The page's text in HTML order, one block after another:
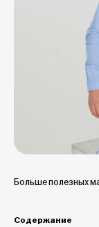
Больше полезных
Содержание